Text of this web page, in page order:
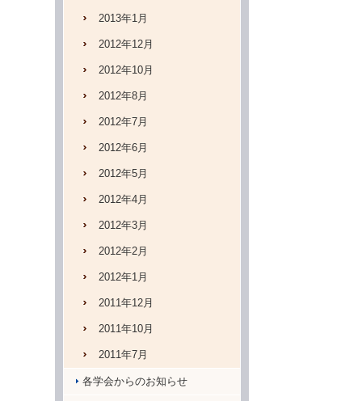
2013年1月
2012年12月
2012年10月
2012年8月
2012年7月
2012年6月
2012年5月
2012年4月
2012年3月
2012年2月
2012年1月
2011年12月
2011年10月
2011年7月
各学会からのお知らせ